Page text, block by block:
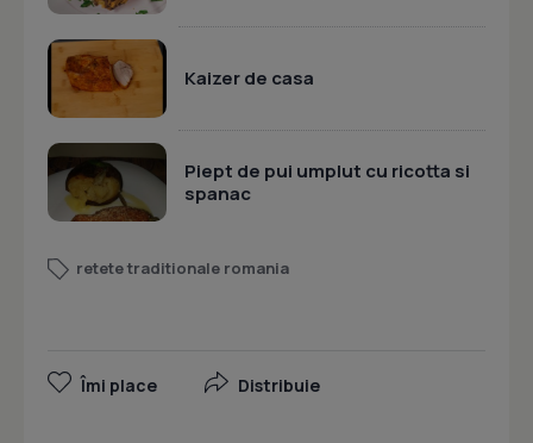
Kaizer de casa
Piept de pui umplut cu ricotta si
spanac
retete traditionale romania
Îmi place Distribuie